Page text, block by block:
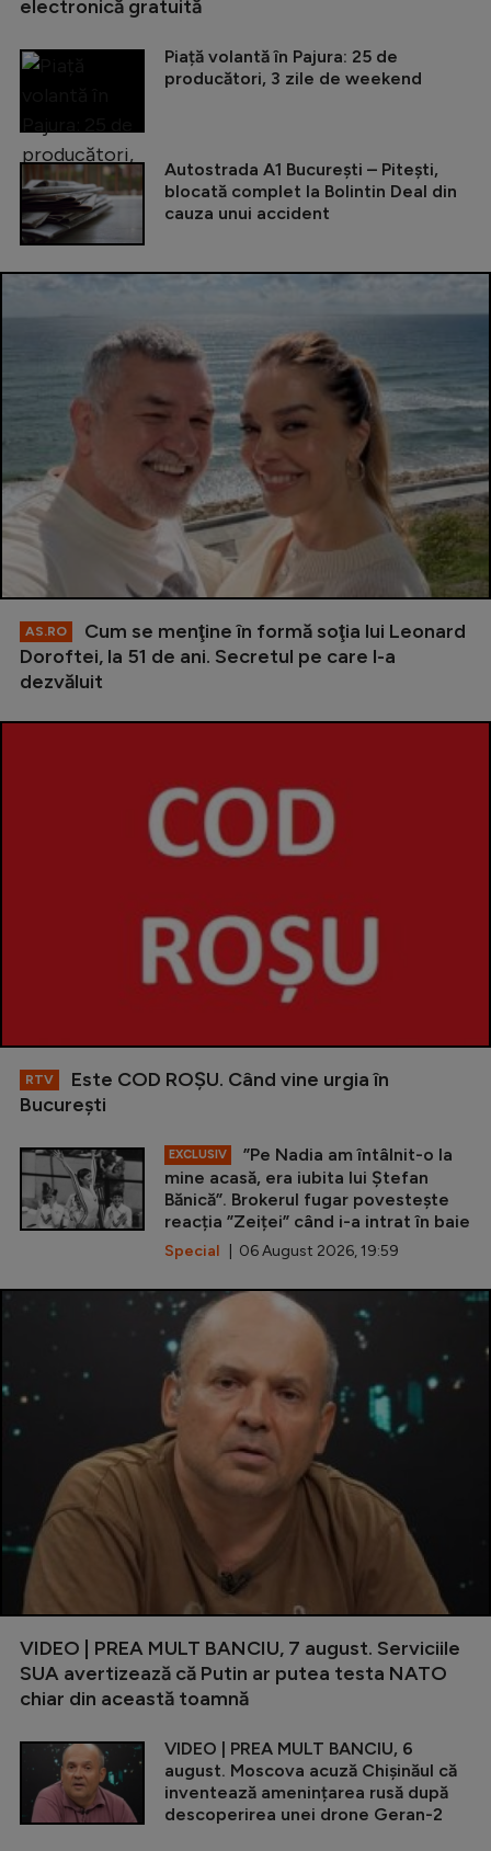
electronică gratuită
Piață volantă în Pajura: 25 de
producători, 3 zile de weekend
Autostrada A1 București – Pitești,
blocată complet la Bolintin Deal din
cauza unui accident
AS.RO
Cum se menţine în formă soţia lui Leonard
Doroftei, la 51 de ani. Secretul pe care l-a
dezvăluit
RTV
Este COD ROŞU. Când vine urgia în
Bucureşti
EXCLUSIV
”Pe Nadia am întâlnit-o la
mine acasă, era iubita lui Ștefan
Bănică”. Brokerul fugar povestește
reacția ”Zeiței” când i-a intrat în baie
Special | 06 August 2026, 19:59
VIDEO | PREA MULT BANCIU, 7 august. Serviciile
SUA avertizează că Putin ar putea testa NATO
chiar din această toamnă
VIDEO | PREA MULT BANCIU, 6
august. Moscova acuză Chișinăul că
inventează amenințarea rusă după
descoperirea unei drone Geran-2